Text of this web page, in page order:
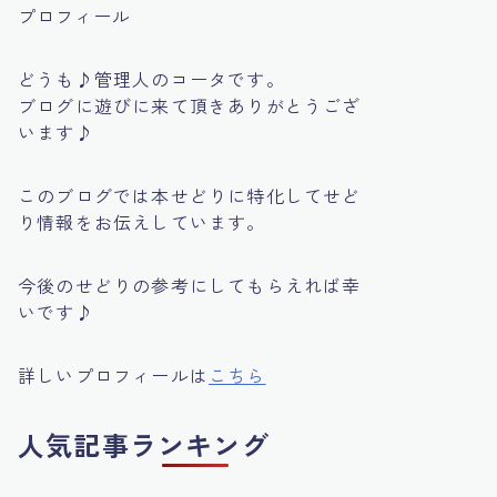
プロフィール
どうも♪管理人のコータです。
ブログに遊びに来て頂きありがとうござ
います♪
このブログでは本せどりに特化してせど
り情報をお伝えしています。
今後のせどりの参考にしてもらえれば幸
いです♪
詳しいプロフィールは こちら
人気記事ランキング